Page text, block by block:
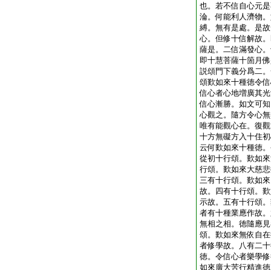
也。若不信自心元
淪。何能利人濟物
縛。無有是處。是
心。但修十信解故
薩是。二信滿發心
即十慧菩薩十箇月
説頌門下義分爲二
頌歎如來十種徳令
信心者心地増廣其
信心漸勝。如文可
心觀之。隨方令心
唯有能觀心在。復
十方無礙方入十住
云何歎如來十種徳
從初十行頌。歎如
行頌。歎如來大慈
三有十行頌。歎如
故。四有十行頌。
示故。五有十行頌
者有十種業應作故
無相之相。徳隨應
頌。歎如來無依自
者修學故。八有二
徳。令信心者樂學
如來廣大苦行精進